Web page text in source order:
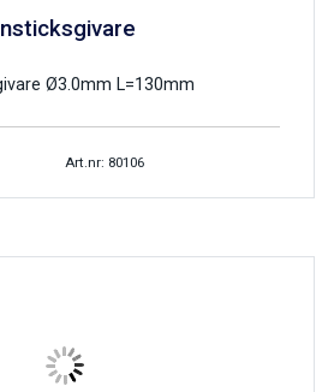
Ø3.0mm L=130mm
Art.nr: 80106